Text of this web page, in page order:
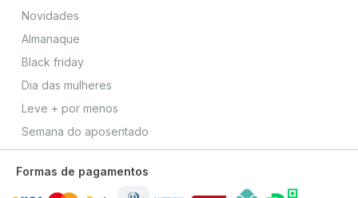
Novidades
Almanaque
Black friday
Dia das mulheres
Leve + por menos
Semana do aposentado
Formas de pagamentos